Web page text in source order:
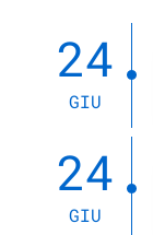
24
GIU
24
GIU